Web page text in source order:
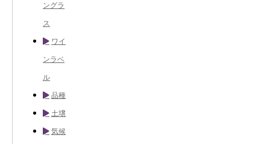
ングラ
ス
ワイ
ンラベ
ル
品種
土壌
気候